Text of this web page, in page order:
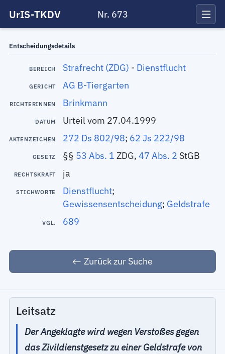
UrIS-TKDV Nr. 673
Entscheidungsdetails
BEREICH Strafrecht (ZDG) - Dienstflucht
GERICHT AG B-Tiergarten
RICHTERINNEN Brinkmann
DATUM Urteil vom 27.04.1999
AKTENZEICHEN 272 Ds 802/98; 62 Js 222/98
GESETZ §§ 53 Abs. 1 ZDG, 47 Abs. 2 StGB
RECHTSKRAFT ja
STICHWORTE Dienstflucht;
Gewissensentscheidung; Geldstrafe
VGL. 689
Zurück zur Suche
Leitsatz
Der Angeklagte wird wegen Verstoßes gegen
das Zivildienstgesetz zu einer Geldstrafe von